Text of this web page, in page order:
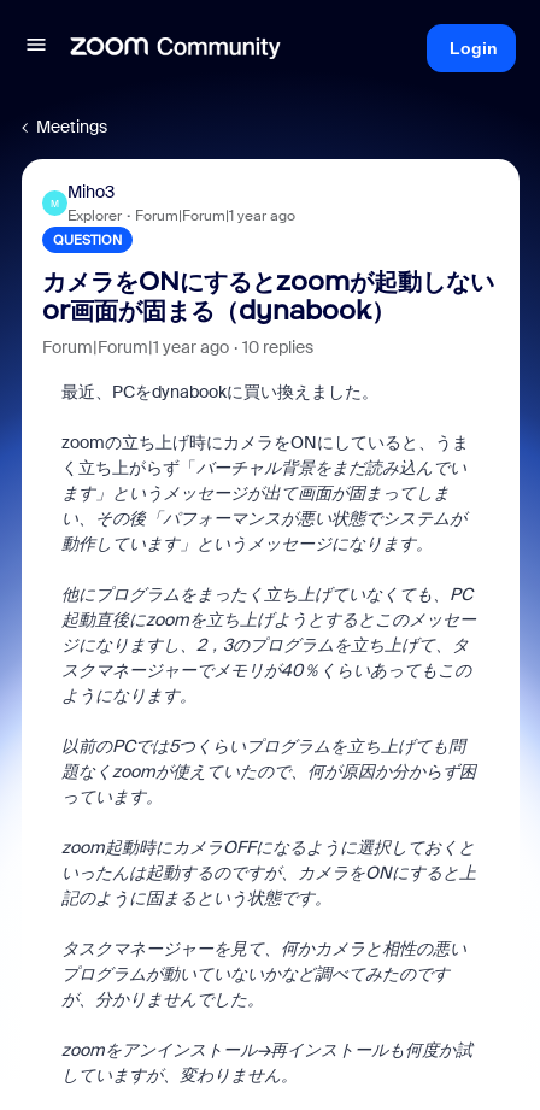
Login
Meetings
M
Miho3
Explorer Forum|Forum|1 year ago
QUESTION
カメラをONにするとzoomが起動しない
or画面が固まる（dynabook）
Forum|Forum|1 year ago 10 replies
最近、PCをdynabookに買い換えました。
zoomの立ち上げ時にカメラをONにしていると、うま
く立ち上がらず「バーチャル背景をまだ読み込んでい
ます」というメッセージが出て画面が固まってしま
い、その後「パフォーマンスが悪い状態でシステムが
動作しています」というメッセージになります。
他にプログラムをまったく立ち上げていなくても、PC
起動直後にzoomを立ち上げようとするとこのメッセー
ジになりますし、2，3のプログラムを立ち上げて、タ
スクマネージャーでメモリが40％くらいあってもこの
ようになります。
以前のPCでは5つくらいプログラムを立ち上げても問
題なくzoomが使えていたので、何が原因か分からず困
っています。
zoom起動時にカメラOFFになるように選択しておくと
いったんは起動するのですが、カメラをONにすると上
記のように固まるという状態です。
タスクマネージャーを見て、何かカメラと相性の悪い
プログラムが動いていないかなど調べてみたのです
が、分かりませんでした。
zoomをアンインストール→再インストールも何度か試
していますが、変わりません。